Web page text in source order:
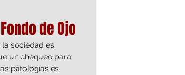
de Ojo
sociedad es
un chequeo para
patologías es